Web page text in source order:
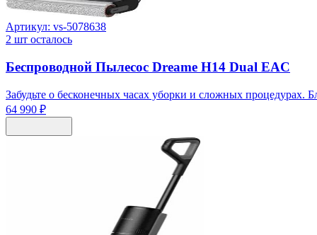
Артикул: vs-5078638
2 шт осталось
Беспроводной Пылесос Dreame H14 Dual EAC
Забудьте о бесконечных часах уборки и сложных
64 990 ₽